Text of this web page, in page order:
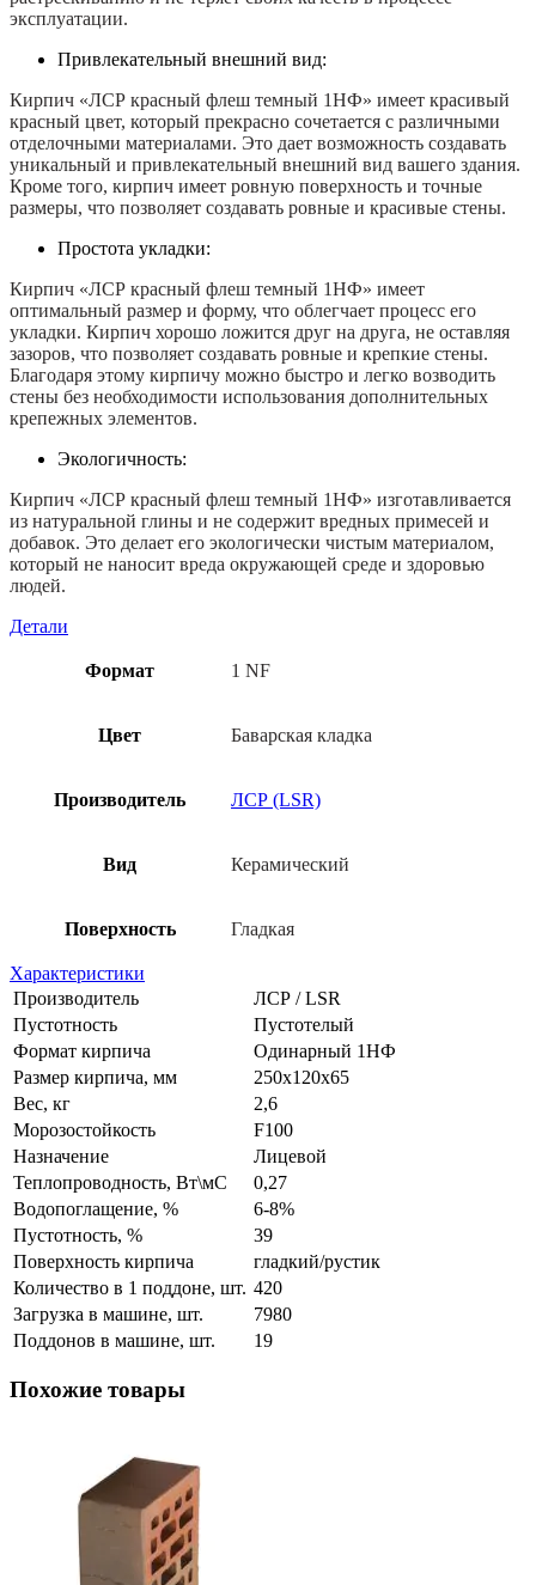
эксплуатации.
Привлекательный внешний вид:
Кирпич «ЛСР красный флеш темный 1НФ» имеет красивый
красный цвет, который прекрасно сочетается с различными
отделочными материалами. Это дает возможность создавать
уникальный и привлекательный внешний вид вашего здания.
Кроме того, кирпич имеет ровную поверхность и точные
размеры, что позволяет создавать ровные и красивые стены.
Простота укладки:
Кирпич «ЛСР красный флеш темный 1НФ» имеет
оптимальный размер и форму, что облегчает процесс его
укладки. Кирпич хорошо ложится друг на друга, не оставляя
зазоров, что позволяет создавать ровные и крепкие стены.
Благодаря этому кирпичу можно быстро и легко возводить
стены без необходимости использования дополнительных
крепежных элементов.
Экологичность:
Кирпич «ЛСР красный флеш темный 1НФ» изготавливается
из натуральной глины и не содержит вредных примесей и
добавок. Это делает его экологически чистым материалом,
который не наносит вреда окружающей среде и здоровью
людей.
Детали
Формат 1 NF
Цвет Баварская кладка
Производитель ЛСР (LSR)
Вид Керамический
Поверхность Гладкая
Характеристики
Производитель
ЛСР / LSR
Пустотность
Пустотелый
Формат кирпича
Одинарный 1НФ
Размер кирпича, мм
250х120х65
Вес, кг
2,6
Морозостойкость
F100
Назначение
Лицевой
Теплопроводность, Вт\мС
0,27
Водопоглащение, %
6-8%
Пустотность, %
39
Поверхность кирпича
гладкий/рустик
Количество в 1 поддоне, шт. 420
Загрузка в машине, шт.
7980
Поддонов в машине, шт.
19
Похожие товары